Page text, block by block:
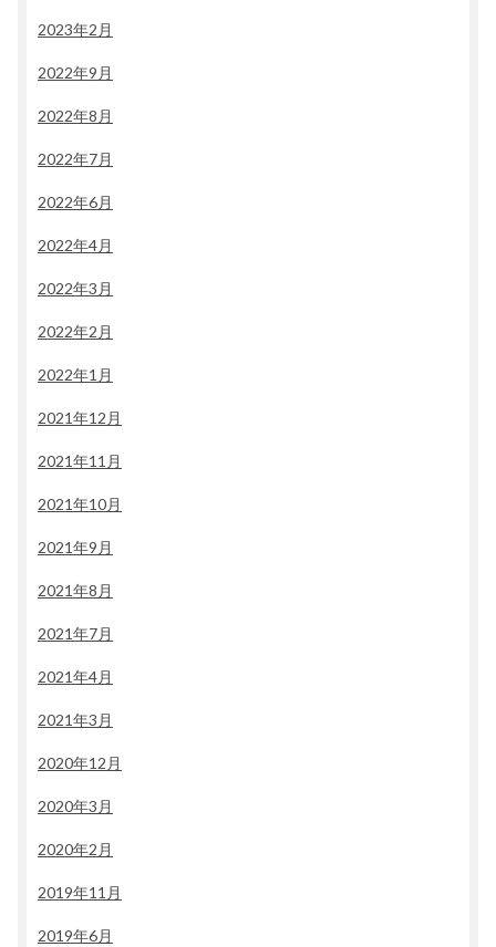
2023年2月
2022年9月
2022年8月
2022年7月
2022年6月
2022年4月
2022年3月
2022年2月
2022年1月
2021年12月
2021年11月
2021年10月
2021年9月
2021年8月
2021年7月
2021年4月
2021年3月
2020年12月
2020年3月
2020年2月
2019年11月
2019年6月